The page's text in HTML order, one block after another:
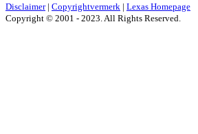
Disclaimer| Copyrightvermerk | Lexas Homepage
Copyright © 2001 - 2023. All Rights Reserved.